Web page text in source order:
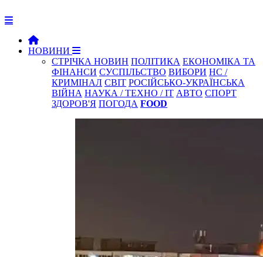
НОВИНИ
СТРІЧКА НОВИН ПОЛІТИКА ЕКОНОМІКА ТА
ФІНАНСИ СУСПІЛЬСТВО ВИБОРИ НС /
КРИМІНАЛ СВІТ РОСІЙСЬКО-УКРАЇНСЬКА
ВІЙНА НАУКА / ТЕХНО / IT АВТО СПОРТ
ЗДОРОВ'Я ПОГОДА FOOD